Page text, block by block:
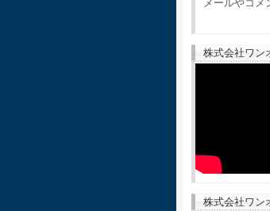
メールやコメ
株式会社ワ
株式会社ワ